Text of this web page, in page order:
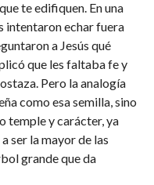
te edifiquen. En una
intentaron echar fuera
a Jesús qué
que les faltaba fe y
Pero la analogía
como esa semilla, sino
temple y carácter, ya
ser la mayor de las
grande que da